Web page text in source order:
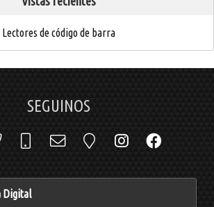
Lectores de código de barra
SEGUINOS
Digital